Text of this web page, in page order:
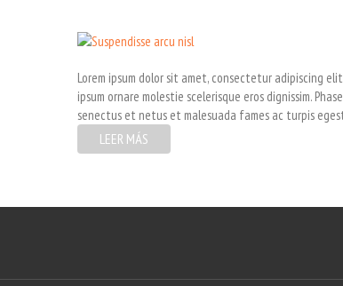
Lorem ipsum dolor sit amet, consectetur adipiscing
ipsum ornare molestie scelerisque eros dignissim.
senectus et netus et malesuada fames ac turpis
LEER MÁS